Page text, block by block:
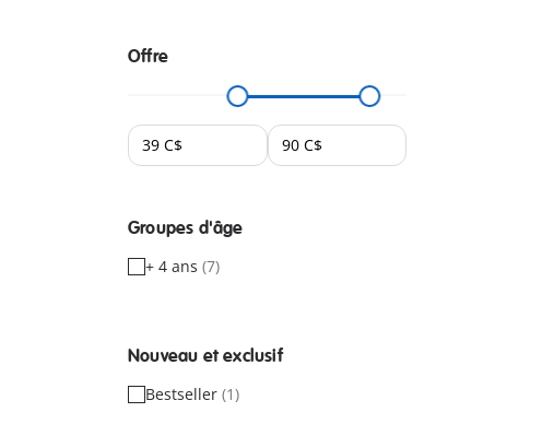
Offre
Groupes d'âge
+ 4 ans (7)
Nouveau et exclusif
Bestseller (1)